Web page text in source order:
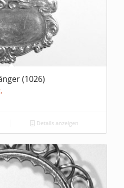
(1026)
Details anzeigen